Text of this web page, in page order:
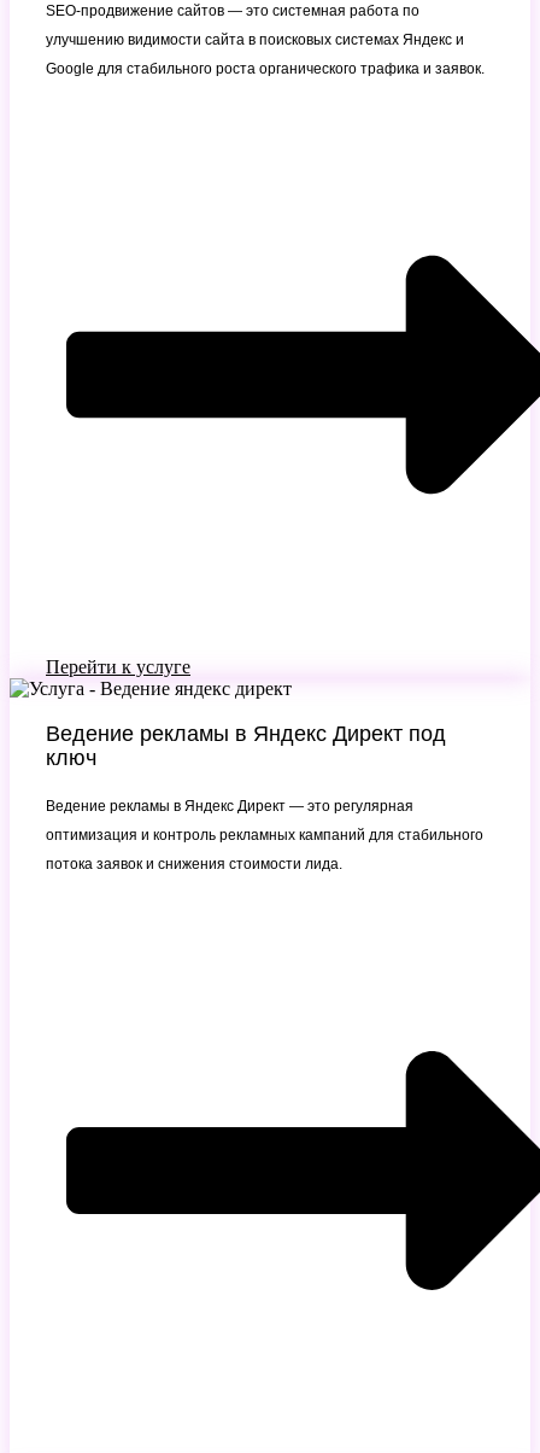
SEO-продвижение сайтов — это системная работа по
улучшению видимости сайта в поисковых системах Яндекс и
Google для стабильного роста органического трафика и заявок.
Перейти к услуге
Ведение рекламы в Яндекс Директ под
ключ
Ведение рекламы в Яндекс Директ — это регулярная
оптимизация и контроль рекламных кампаний для стабильного
потока заявок и снижения стоимости лида.